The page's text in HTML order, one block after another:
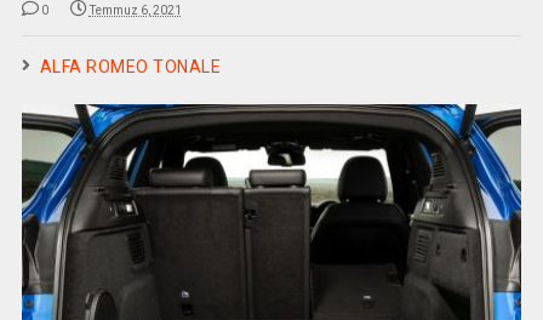
0 Temmuz 6, 2021
ALFA ROMEO TONALE